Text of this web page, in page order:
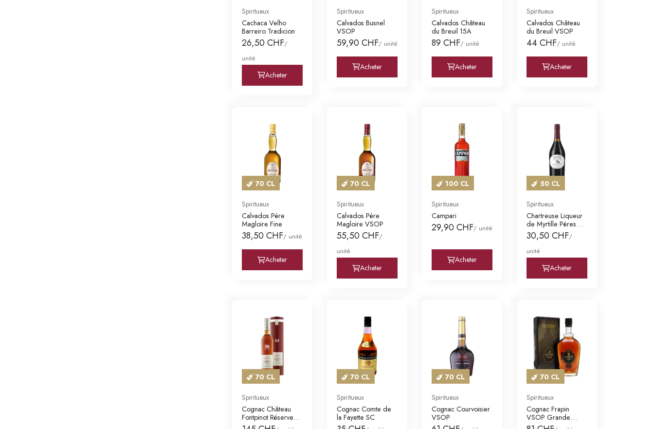
Spiritueux
Cachaca Velho
Barreiro Tradicion
26,50 CHF/
unité
Acheter
Spiritueux
Calvados Busnel
VSOP
59,90 CHF/ unité
Acheter
Spiritueux
Calvados Château
du Breuil 15A
89 CHF/ unité
Acheter
Spiritueux
Calvados Château
du Breuil VSOP
44 CHF/ unité
Acheter
70 CL
Spiritueux
Calvados Père
Magloire Fine
38,50 CHF/ unité
Acheter
70 CL
Spiritueux
Calvados Père
Magloire VSOP
55,50 CHF/
unité
Acheter
100 CL
Spiritueux
Campari
29,90 CHF/ unité
Acheter
50 CL
Spiritueux
Chartreuse Liqueur
de Myrtille Pères
Chartreux
30,50 CHF/
unité
Acheter
70 CL
Spiritueux
Cognac Château
Fontpinot Réserve
XO Grande Champa
70 CL
Spiritueux
Cognac Comte de
la Fayette SC
70 CL
Spiritueux
Cognac Courvoisier
VSOP
70 CL
Spiritueux
Cognac Frapin
VSOP Grande
Champagne AC